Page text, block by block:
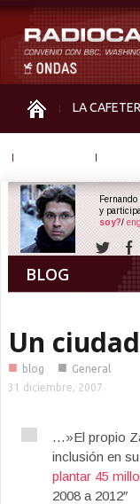
LA
BLOG
y
soy?/
Un
■ blog ■ General
31 diciembre, 2007
…»El propio
inclusión en
plantar 45
2008 a 2012″